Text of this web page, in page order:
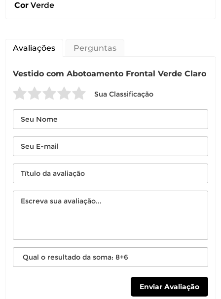
Cor Verde
Avaliações Perguntas
Vestido com Abotoamento Frontal Verde Claro
Sua Classificação